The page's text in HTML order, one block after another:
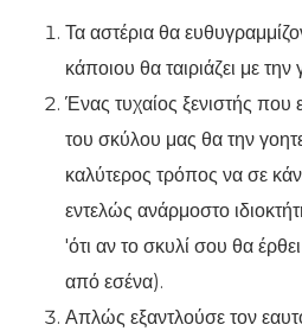
Τα αστέρια θα
κάποιου θα ταιριάζει με την
Ένας τυχαίος ξενιστής που
του σκύλου μας θα την
καλύτερος τρόπος να σε
εντελώς ανάρμοστο
'ότι αν το σκυλί σου θα
από εσένα).
Απλώς εξαντλούσε τον